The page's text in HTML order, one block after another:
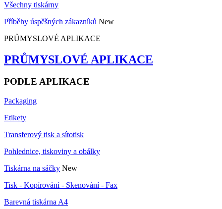
Všechny tiskárny
Příběhy úspěšných zákazníků New
PRŮMYSLOVÉ APLIKACE
PRŮMYSLOVÉ APLIKACE
PODLE APLIKACE
Packaging
Etikety
Transferový tisk a sítotisk
Pohlednice, tiskoviny a obálky
Tiskárna na sáčky New
Tisk - Kopírování - Skenování - Fax
Barevná tiskárna A4